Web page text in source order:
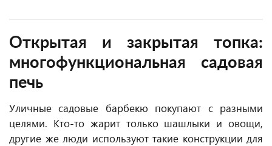
Открытая и закрытая топка:
многофункциональная садовая
печь
Уличные садовые барбекю покупают с разными
целями. Кто-то жарит только шашлыки и овощи,
другие же люди используют такие конструкции для